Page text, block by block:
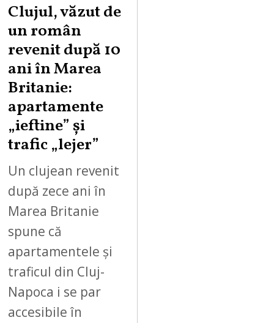
Clujul, văzut de
un român
revenit după 10
ani în Marea
Britanie:
apartamente
„ieftine” și
trafic „lejer”
Un clujean revenit
după zece ani în
Marea Britanie
spune că
apartamentele și
traficul din Cluj-
Napoca i se par
accesibile în